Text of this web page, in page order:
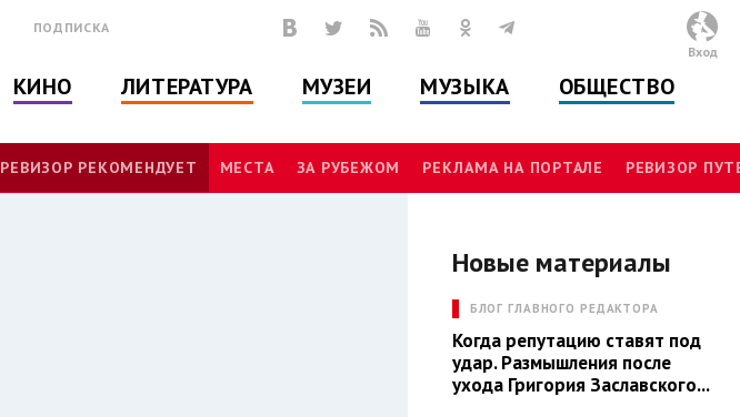
ПОДПИСКА
КИНО ЛИТЕРАТУРА МУЗЕИ МУЗЫКА ОБЩЕСТВО
Вход
РЕВИЗОР РЕКОМЕНДУЕТ МЕСТА ЗА РУБЕЖОМ РЕКЛАМА НА ПОРТАЛЕ РЕВИЗОР
Новые материалы
БЛОГ ГЛАВНОГО РЕДАКТОРА
Когда репутацию ставят под
удар. Размышления после
ухода Григория Заславского...